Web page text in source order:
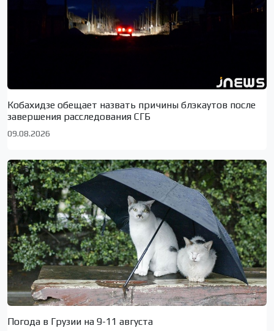
Кобахидзе обещает назвать причины блэкаутов после
завершения расследования СГБ
09.08.2026
Погода в Грузии на 9-11 августа